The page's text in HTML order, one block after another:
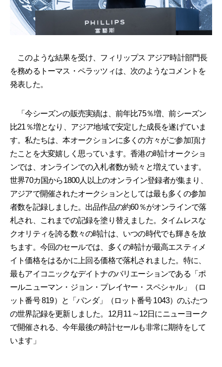
このような結果を受け、フィリップス アジア時計部門長
を務めるトーマス・ペラッツィは、次のようなコメントを
発表した。
「今シーズンの販売実績は、前年比75％増、前シーズン
比21％増となり、アジア地域で安定した成長を遂げていま
す。私たちは、本オークションに多くの方々がご参加頂け
たことを大変嬉しく思っています。香港の時計オークショ
ンでは、オンラインでの入札者数が続々と増えています。
世界70カ国から1800人以上のオンライン登録者が集まり、
アジアで開催されたオークションとしては最も多くの参加
者数を記録しました。出品作品の約60％がオンラインで落
札され、これまでの記録を塗り替えました。タイムレスな
クオリティを誇る数々の時計は、いつの時代でも輝きを放
ちます。今回のセールでは、多くの時計が最高エスティメ
イト価格をはるかに上回る価格で落札されました。特に、
最もアイコニックなデイトナのバリエーションである「ポ
ールニューマン・ジョン・プレイヤー・スペシャル」（ロ
ット番号 819）と「パンダ」（ロット番号 1043）のふたつ
の世界記録を更新しました。12月11～12日にニューヨーク
で開催される、今年最後の時計セールも非常に期待をして
います」